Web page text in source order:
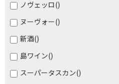
ノヴェッロ()
ヌーヴォー()
新酒()
島ワイン()
スーパータスカン()